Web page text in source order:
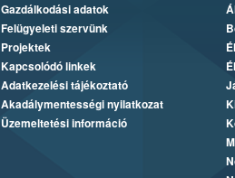
Gazdálkodási adatok
Felügyeleti szervünk
Projektek
Kapcsolódó linkek
Adatkezelési tájékoztató
Akadálymentességi nyilatkozat
Üzemeltetési információ